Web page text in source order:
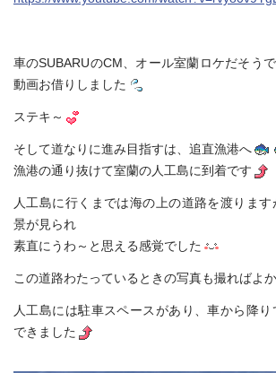
車のSUBARUのCM、オール室蘭ロケだそう
動画お借りしました
ステキ～
そして道なりに進み目指すは、追直漁港へ
漁港の通り抜けて室蘭の人工島に到着です
人工島に行くまでは海の上の道路を渡りま
景が見られ
素直にうわ～と思える感覚でした
この道路わたっているときの写真も撮ればよ
人工島には駐車スペースがあり、車から降
できました